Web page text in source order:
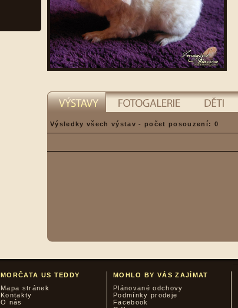
Výsledky všech výstav - počet posouzení: 0
MORČATA US TEDDY
Mapa stránek
Kontakty
O nás
MOHLO BY VÁS ZAJÍMAT
Plánované odchovy
Podmínky prodeje
Facebook